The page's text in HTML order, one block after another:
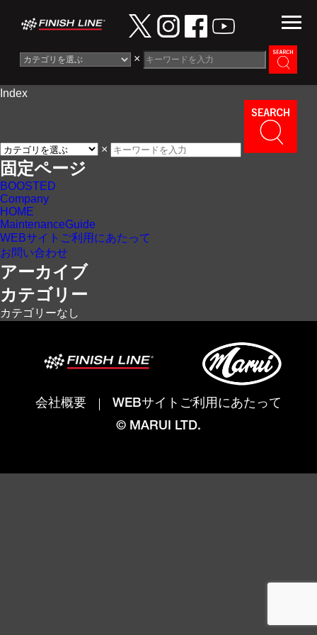
×
Information
Maintenance Guide
Contact
Index
×
固定ページ
BOOSTED
Company
HOME
MaintenanceGuide
WEBサイトご利用にあたって
お問い合わせ
アーカイブ
カテゴリー
カテゴリーなし
会社概要
WEBサイトご利用にあたって
© MARUI LTD.